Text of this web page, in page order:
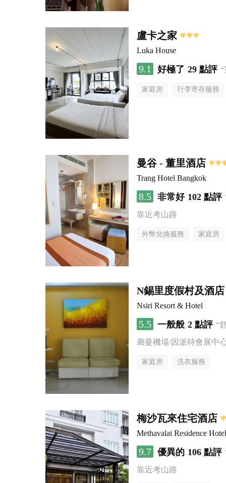
盧卡之家
Luka House
9.1 好極了 29 點評
家庭房 行李寄存服務
曼谷 - 董里酒店
Trang Hotel Bangkok
8.5 非常好 102 點評
靠近考山路
外幣兌換服務 家庭房
N錫里度假村及酒店
Nsiri Resort & Hotel
5.5 一般般 2 點評 “
廊曼機場/因派特會展中
家庭房 洗衣服務
梅沙瓦來住宅酒店
Methavalai Residence Hotel
9.7 優異的 106 點評
靠近考山路